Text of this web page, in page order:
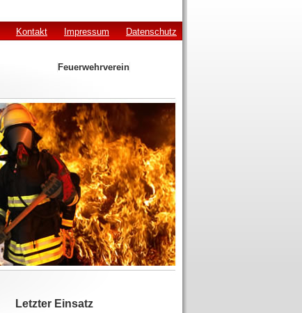
Kontakt Impressum Datenschutz
Feuerwehrverein
Letzter Einsatz